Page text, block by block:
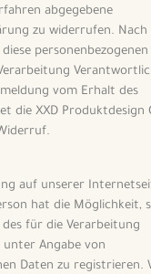
abgegebene
zu widerrufen. Nach
personenbezogenen
vom Erhalt des
die XXD Produktdesign
auf unserer
hat die Möglichkeit,
für die Verarbeitung
Angabe von
Daten zu registrieren.